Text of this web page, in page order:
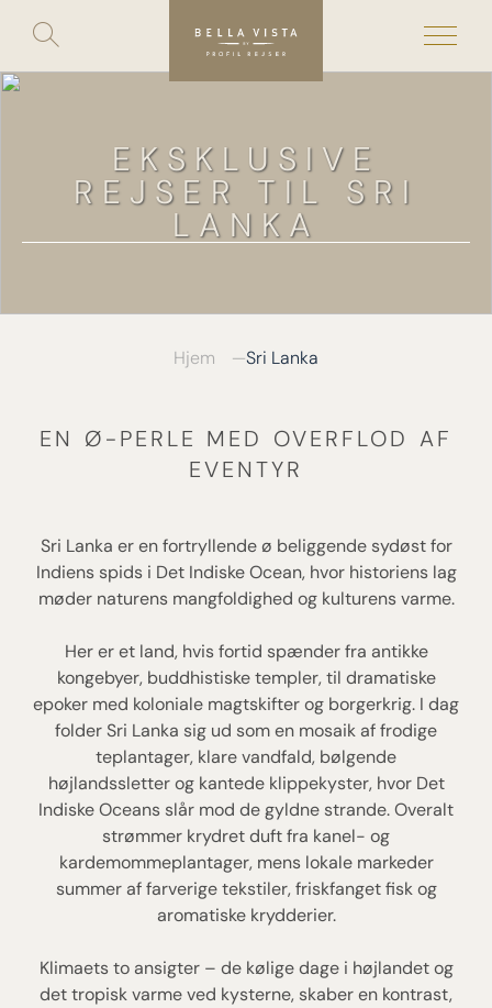
Skip
content
Toggle
search
EKSKLUSIVE
REJSER TIL SRI
LANKA
Hjem Sri Lanka
EN Ø-PERLE MED OVERFLOD AF
EVENTYR
Sri Lanka er en fortryllende ø beliggende sydøst for
Indiens spids i Det Indiske Ocean, hvor historiens lag
møder naturens mangfoldighed og kulturens varme.
Her er et land, hvis fortid spænder fra antikke
kongebyer, buddhistiske templer, til dramatiske
epoker med koloniale magtskifter og borgerkrig. I dag
folder Sri Lanka sig ud som en mosaik af frodige
teplantager, klare vandfald, bølgende
højlandssletter og kantede klippekyster, hvor Det
Indiske Oceans slår mod de gyldne strande. Overalt
strømmer krydret duft fra kanel- og
kardemommeplantager, mens lokale markeder
summer af farverige tekstiler, friskfanget fisk og
aromatiske krydderier.
Klimaets to ansigter – de kølige dage i højlandet og
det tropisk varme ved kysterne, skaber en kontrast,